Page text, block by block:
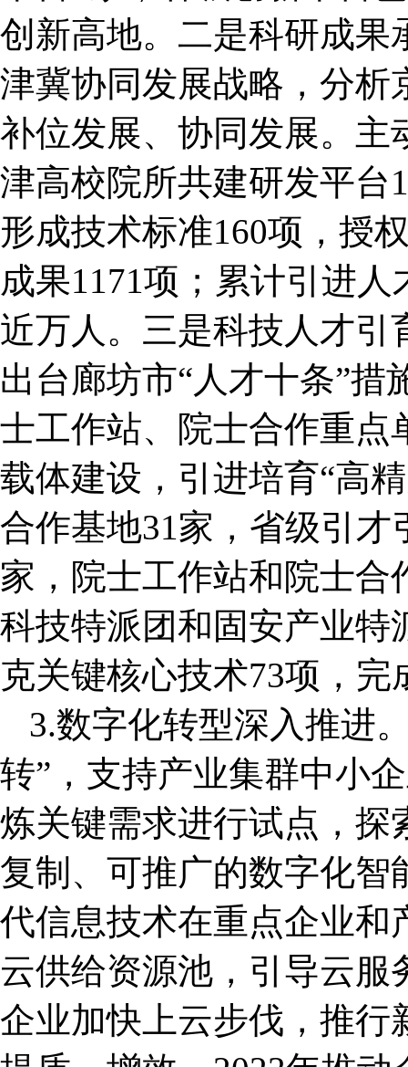
创新高地。二是科研成果
津冀协同发展战略，分析
补位发展、协同发展。主
津高校院所共建研发平台
形成技术标准160项，授
成果1171项；累计引进
近万人。三是科技人才引
出台廊坊市“人才十条”
士工作站、院士合作重点
载体建设，引进培育“高
合作基地31家，省级引
家，院士工作站和院士合
科技特派团和固安产业特
克关键核心技术73项，
3.数字化转型深入推进
转”，支持产业集群中小
炼关键需求进行试点，探
复制、可推广的数字化智
代信息技术在重点企业和
云供给资源池，引导云
企业加快上云步伐，推行